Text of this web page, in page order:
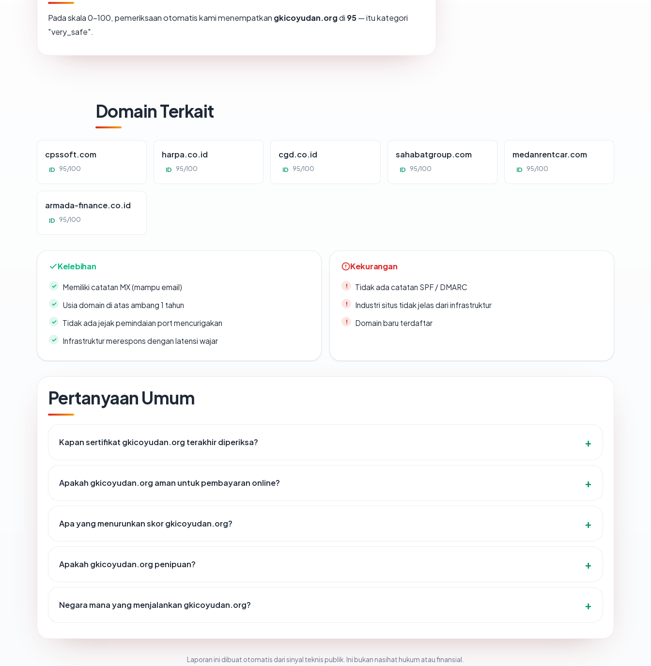
Pada skala 0-100, pemeriksaan otomatis kami menempatkan gkicoyudan.orgdi 95— itu kategori
"very_safe".
Domain Terkait
cpssoft.com
ID 95/100
harpa.co.id
ID 95/100
cgd.co.id
ID 95/100
sahabatgroup.com
ID 95/100
medanrentcar.com
ID 95/100
armada-finance.co.id
ID 95/100
Kelebihan
Memiliki catatan MX (mampu email)
Usia domain di atas ambang 1 tahun
Tidak ada jejak pemindaian port mencurigakan
Infrastruktur merespons dengan latensi wajar
Kekurangan
Tidak ada catatan SPF / DMARC
Industri situs tidak jelas dari infrastruktur
Domain baru terdaftar
Pertanyaan Umum
Kapan sertifikat gkicoyudan.org terakhir diperiksa?
Apakah gkicoyudan.org aman untuk pembayaran online?
Apa yang menurunkan skor gkicoyudan.org?
Apakah gkicoyudan.org penipuan?
Negara mana yang menjalankan gkicoyudan.org?
Laporan ini dibuat otomatis dari sinyal teknis publik. Ini bukan nasihat hukum atau finansial.